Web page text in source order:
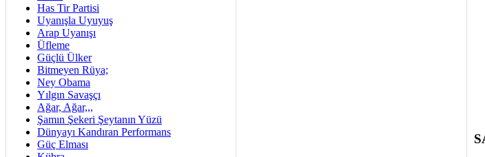
Has Tir Partisi
Uyanışla Uyuyuş
Arap Uyanışı
Üfleme
Güçlü Ülker
Bitmeyen Rüya;
Ney Obama
Yılgın Savaşçı
Ağar, Ağar,,,
Şamın Şekeri Şeytanın Yüzü
Dünyayı Kandıran Performans
Güç Elması